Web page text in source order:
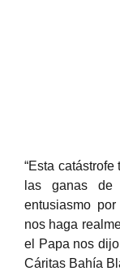
“Esta
las ganas de
entusiasmo
nos haga
el Papa nos
Cáritas Bahía